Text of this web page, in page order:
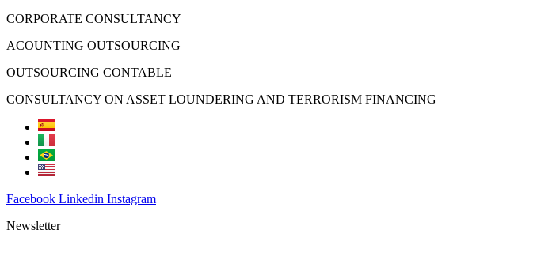
CORPORATE CONSULTANCY
ACOUNTING OUTSOURCING
OUTSOURCING CONTABLE
CONSULTANCY ON ASSET LOUNDERING AND TERRORISM FINANCING
Facebook Linkedin Instagram
Newsletter